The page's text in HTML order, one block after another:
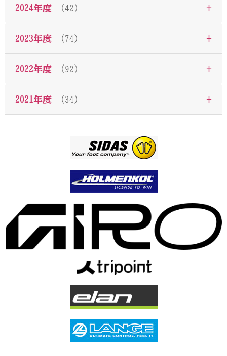
2024年度 （42） +
2023年度 （74） +
2022年度 （92） +
2021年度 （34） +